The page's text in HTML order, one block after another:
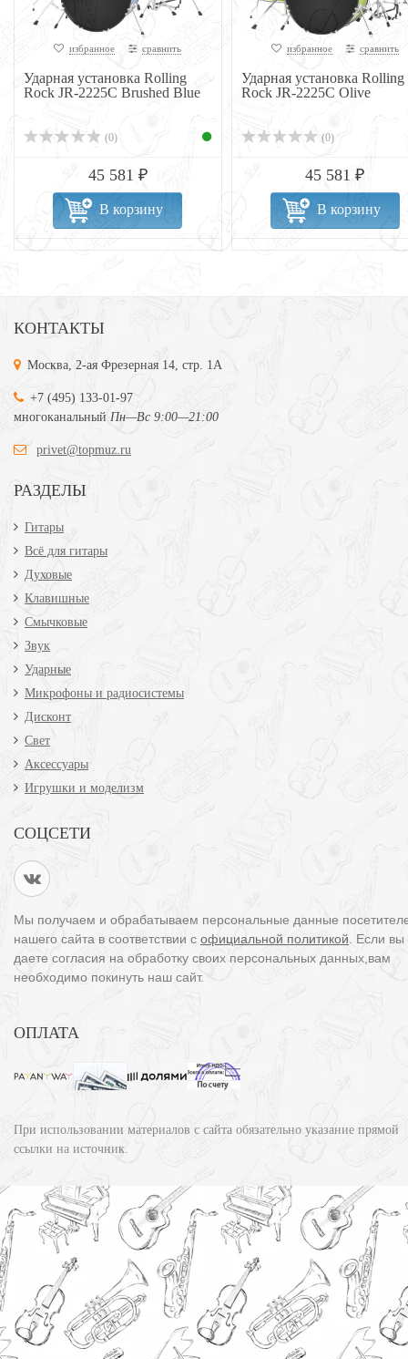
избранное сравнить
Ударная установка Rolling
Rock JR-2225C Brushed Blue
(0)
45 581 ₽
В корзину
избранное сравнить
Ударная установка Rolling
Rock JR-2225C Olive
(0)
45 581 ₽
В корзину
КОНТАКТЫ
Москва, 2-ая Фрезерная 14, стр. 1А
+7 (495) 133-01-97
многоканальный Пн—Вс 9:00—21:00
privet@topmuz.ru
РАЗДЕЛЫ
Гитары
Всё для гитары
Духовые
Клавишные
Смычковые
Звук
Ударные
Микрофоны и радиосистемы
Дисконт
Свет
Аксессуары
Игрушки и моделизм
СОЦСЕТИ
Мы получаем и обрабатываем персональные данные
нашего сайта в соответствии с официальной политикой . Если
даете согласия на обработку своих персональных данных,вам
необходимо покинуть наш сайт.
ОПЛАТА
При использовании материалов с сайта обязательно указание прямой
ссылки на источник.